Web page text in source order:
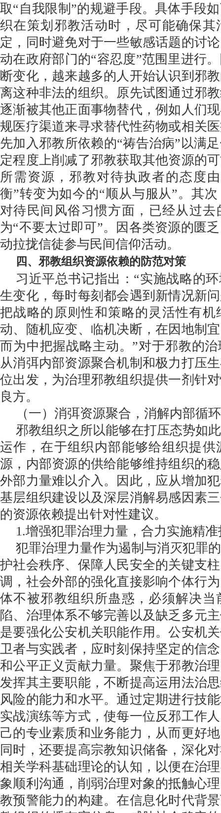
取“自我限制”的规避手段。具体手段
织在策划邪教活动时，尽可能确保其
定，同时避免对于一些敏感话题的讨
动在政府部门的“容忍度”范围里进行
断变化，越来越多的人开始认识到邪
离这种非法的组织。原先试图通过邪
逐渐被其他正面事物替代，例如人们
规医疗渠道来寻求替代性药物或相关
先加入邪教所依赖的“祷告治病”以满
定程度上削减了邪教获取其他资源的
所需资源，邪教对待执政者的态度
衡”转变为如今的“顺从与服从”。其
对待民间风俗习惯方面，已经从过去
为“不要太过即可”。因各类资源的匮
动拉拢信徒参与民间信仰活动。
四、邪教组织资源依赖的防范对策
习近平总书记指出：“实施战略的
生变化，每时每刻都会遇到新情况新
把战略的原则性和策略的灵活性有机
动、随机应变、临机决断，在因地制
而为中把握战略主动。”对于邪教的
从消弭内部资源聚合机制和极力打压
位出发，为治理邪教组织提供一剂针
良方。
（一）消弭资源聚合，消解内部循
邪教组织之所以能够在打压态势如
运作，在于组织内部能够给组织提供
源，内部资源的供给能够维持组织的
外部力量难以介入。因此，应从增加
基层组织建设以及深层消解易感因素
的资源依赖提出针对性建议。
1.增强犯罪治理力量，合力实施精
犯罪治理力量作为遏制与消灭犯罪
护社会秩序、保障人民安全的关键支
调，社会外部的强化直接影响个体行
体不被邪教组织所蛊惑，必须解决当
陷、治理体系不够完善以及缺乏多元
是要强化公安机关职能作用。公安机
卫者与实践者，应时刻保持坚定的信
和公平正义贡献力量。聚焦于邪教治
发挥其主要职能，不断提高运用法治
风险的能力和水平。通过定期进行技
实战演练等方式，使每一位反邪工作
己的专业素质和业务能力，从而更好
同时，还要提高宗教知识储备，深化
相关学科基础理论的认知，以便在治
象顺利沟通，削弱治理对象的抵触心
教预警能力的构建。在信息化时代背